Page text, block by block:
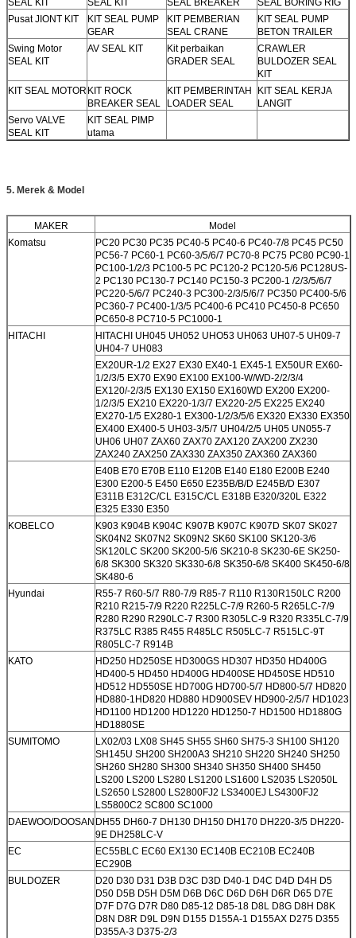
SEAL KIT SEAL KIT SEAL BREAKER
SEAL BORING RIG
Pusat JIONT KIT
KIT SEAL PUMP
GEAR
KIT PEMBERIAN
SEAL CRANE
KIT SEAL PUMP
BETON TRAILER
Swing Motor
SEAL KIT
AV SEAL KIT
Kit perbaikan
GRADER SEAL
CRAWLER
BULDOZER SEAL
KIT
KIT SEAL MOTOR KIT ROCK
BREAKER SEAL
KIT PEMBERINTAH
LOADER SEAL
KIT SEAL KERJA
LANGIT
Servo VALVE
SEAL KIT
KIT SEAL PIMP
utama
5. Merek & Model
MAKER
Model
Komatsu
PC20 PC30 PC35 PC40-5 PC40-6 PC40-7/8 PC45 PC50
PC56-7 PC60-1 PC60-3/5/6/7 PC70-8 PC75 PC80 PC90-1
PC100-1/2/3 PC100-5 PC PC120-2 PC120-5/6 PC128US-
2 PC130 PC130-7 PC140 PC150-3 PC200-1 /2/3/5/6/7
PC220-5/6/7 PC240-3 PC300-2/3/5/6/7 PC350 PC400-5/6
PC360-7 PC400-1/3/5 PC400-6 PC410 PC450-8 PC650
PC650-8 PC710-5 PC1000-1
HITACHI
HITACHI UH045 UH052 UHO53 UH063 UH07-5 UH09-7
UH04-7 UH083
EX20UR-1/2 EX27 EX30 EX40-1 EX45-1 EX50UR EX60-
1/2/3/5 EX70 EX90 EX100 EX100-W/WD-2/2/3/4
EX120/-2/3/5 EX130 EX150 EX160WD EX200 EX200-
1/2/3/5 EX210 EX220-1/3/7 EX220-2/5 EX225 EX240
EX270-1/5 EX280-1 EX300-1/2/3/5/6 EX320 EX330 EX350
EX400 EX400-5 UH03-3/5/7 UH04/2/5 UH05 UN055-7
UH06 UH07 ZAX60 ZAX70 ZAX120 ZAX200 ZX230
ZAX240 ZAX250 ZAX330 ZAX350 ZAX360 ZAX360
E40B E70 E70B E110 E120B E140 E180 E200B E240
E300 E200-5 E450 E650 E235B/B/D E245B/D E307
E311B E312C/CL E315C/CL E318B E320/320L E322
E325 E330 E350
KOBELCO
K903 K904B K904C K907B K907C K907D SK07 SK027
SK04N2 SK07N2 SK09N2 SK60 SK100 SK120-3/6
SK120LC SK200 SK200-5/6 SK210-8 SK230-6E SK250-
6/8 SK300 SK320 SK330-6/8 SK350-6/8 SK400 SK450-6/8
SK480-6
Hyundai
R55-7 R60-5/7 R80-7/9 R85-7 R110 R130R150LC R200
R210 R215-7/9 R220 R225LC-7/9 R260-5 R265LC-7/9
R280 R290 R290LC-7 R300 R305LC-9 R320 R335LC-7/9
R375LC R385 R455 R485LC R505LC-7 R515LC-9T
R805LC-7 R914B
KATO
HD250 HD250SE HD300GS HD307 HD350 HD400G
HD400-5 HD450 HD400G HD400SE HD450SE HD510
HD512 HD550SE HD700G HD700-5/7 HD800-5/7 HD820
HD880-1HD820 HD880 HD900SEV HD900-2/5/7 HD1023
HD1100 HD1200 HD1220 HD1250-7 HD1500 HD1880G
HD1880SE
SUMITOMO
LX02/03 LX08 SH45 SH55 SH60 SH75-3 SH100 SH120
SH145U SH200 SH200A3 SH210 SH220 SH240 SH250
SH260 SH280 SH300 SH340 SH350 SH400 SH450
LS200 LS200 LS280 LS1200 LS1600 LS2035 LS2050L
LS2650 LS2800 LS2800FJ2 LS3400EJ LS4300FJ2
LS5800C2 SC800 SC1000
DAEWOO/DOOSAN DH55 DH60-7 DH130 DH150 DH170 DH220-3/5 DH220-
9E DH258LC-V
EC
EC55BLC EC60 EX130 EC140B EC210B EC240B
EC290B
BULDOZER
D20 D30 D31 D3B D3C D3D D40-1 D4C D4D D4H D5
D50 D5B D5H D5M D6B D6C D6D D6H D6R D65 D7E
D7F D7G D7R D80 D85-12 D85-18 D8L D8G D8H D8K
D8N D8R D9L D9N D155 D155A-1 D155AX D275 D355
D355A-3 D375-2/3